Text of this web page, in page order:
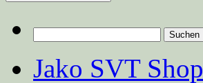
nach:
Jako SVT Shop